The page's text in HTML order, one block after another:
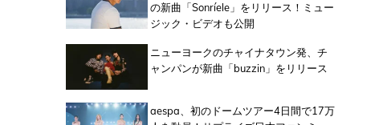
の新曲「Sonríele」をリリース！ミュー
ジック・ビデオも公開
ニューヨークのチャイナタウン発、チ
ャンパンが新曲「buzzin」をリリース
aespa、初のドームツアー4日間で17万